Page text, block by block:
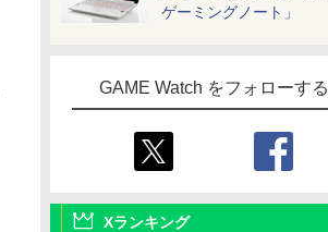
ゲーミングノート」
GAME Watch をフォローする
Xランキング